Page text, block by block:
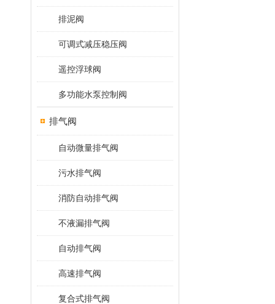
排泥阀
可调式减压稳压阀
遥控浮球阀
多功能水泵控制阀
排气阀
自动微量排气阀
污水排气阀
消防自动排气阀
不液漏排气阀
自动排气阀
高速排气阀
复合式排气阀